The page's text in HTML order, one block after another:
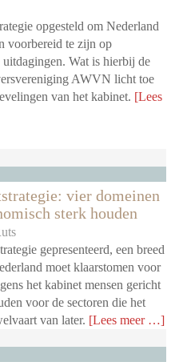
opgesteld om Nederland
voorbereid te zijn op
Wat is hierbij de
AWVN licht toe
van het kabinet. [Lees
vier domeinen
sterk houden
gepresenteerd, een breed
moet klaarstomen voor
het kabinet mensen gericht
voor de sectoren die het
van later. [Lees meer …]